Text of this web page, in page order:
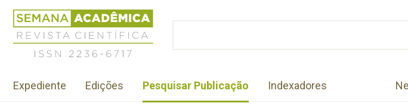
Jump
navigation
Revista
Científica
Semana
Acadêmica
2236-
Menu
institutional
Expediente Edições Pesquisar Publicação Indexadores